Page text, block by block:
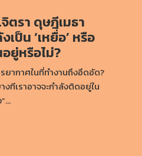
ตรา ดุษฎีเมธา
ป็น ‘เหยื่อ’ หรือ
อยู่หรือไม่?
ยากาศในที่ทำงานถึงอึดอัด?
ทีเราอาจจะกำลังติดอยู่ใน